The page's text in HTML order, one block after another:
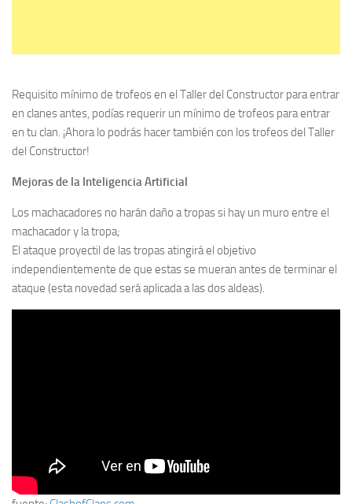
Requisito mínimo de trofeos en el Taller del Constructor para entrar
en clanes antes, podías requerir un mínimo de trofeos para entrar
en tu clan. ¡Ahora lo podrás hacer también con los trofeos del Taller
del Constructor!
Mejoras de la Inteligencia Artificial
Los machacadores no harán daño a tropas si hay un muro entre el
machacador y la tropa;
El ataque proyectil de las tropas atingirá el objetivo
independientemente de que estas se mueran antes de terminar el
ataque (esta novedad será aplicada a las dos aldeas).